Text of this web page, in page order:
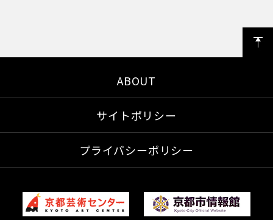
ABOUT
サイトポリシー
プライバシーポリシー